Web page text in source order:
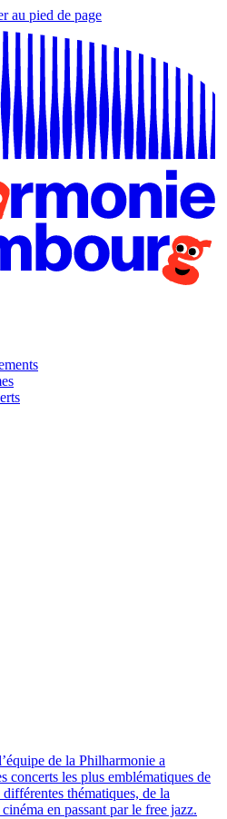
au pied de page
de la Philharmonie a
concerts les plus emblématiques de
thématiques, de la
en passant par le free jazz.